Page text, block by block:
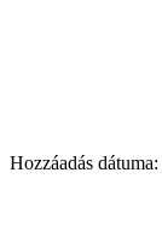
Hozzáadás dátuma: